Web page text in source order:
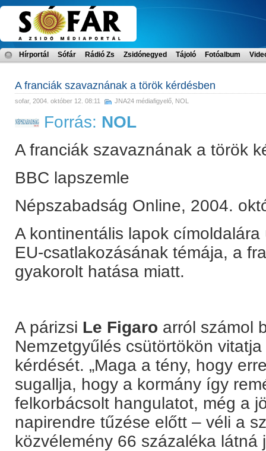
Hírportál Sófár Rádió Zs Zsidónegyed Tájoló Fotóalbum
A franciák szavaznának a török kérdésben
sofar, 2004. október 12. 08:11 JNA24 médiafigyelő NOL
Forrás: NOL
A franciák szavaznának a török
BBC lapszemle
Népszabadság Online, 2004.
A kontinentális lapok
EU-csatlakozásának témája, a
gyakorolt hatása miatt.
A párizsi Le Figaro arról számol
Nemzetgyűlés csütörtökön
kérdését. „Maga a tény, hogy
sugallja, hogy a kormány így
felkorbácsolt hangulatot, még a
napirendre tűzése előtt – véli a
közvélemény 66 százaléka látná